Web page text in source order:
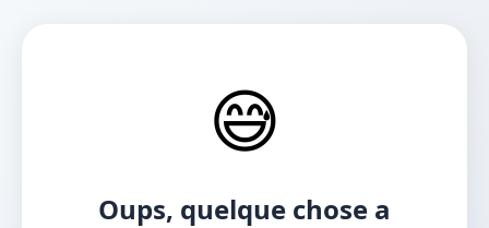
😅
Oups, quelque chose a